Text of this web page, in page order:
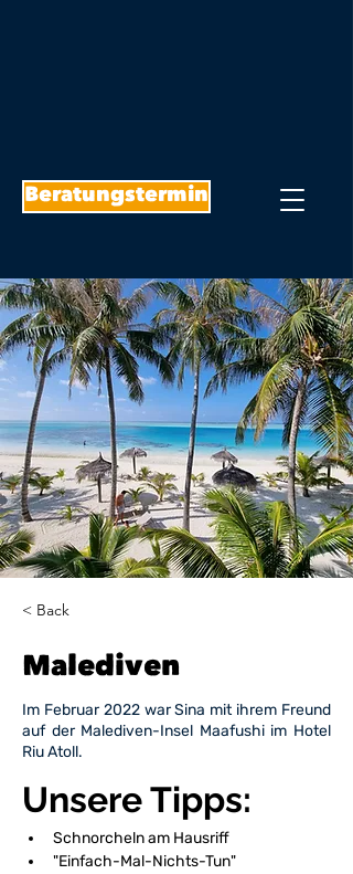
Beratungstermin
< Back
Malediven
Im Februar 2022 war Sina mit ihrem Freund
auf der Malediven-Insel Maafushi im Hotel
Riu Atoll.
Unsere Tipps:
Schnorcheln am Hausriff
"Einfach-Mal-Nichts-Tun"